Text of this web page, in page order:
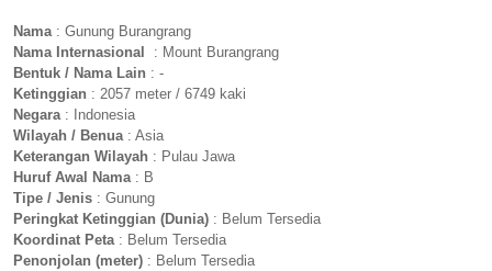
Nama: Gunung Burangrang
Nama Internasional
: Mount Burangrang
Bentuk / Nama Lain : -
Ketinggian : 2057 meter / 6749 kaki
Negara: Indonesia
Wilayah / Benua: Asia
Keterangan Wilayah : Pulau Jawa
Huruf Awal Nama: B
Tipe / Jenis : Gunung
Peringkat Ketinggian (Dunia) : Belum Tersedia
Koordinat Peta: Belum Tersedia
Penonjolan (meter) : Belum Tersedia